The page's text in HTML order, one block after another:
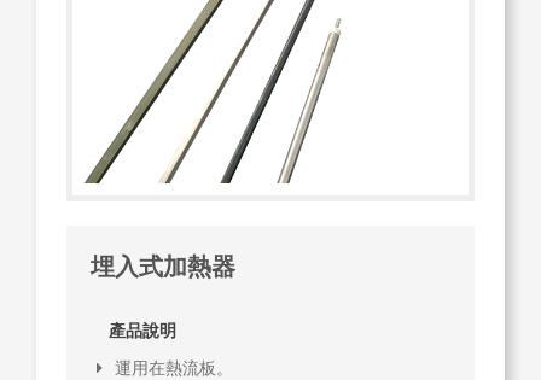
埋入式加熱器
產品說明
運用在熱流板。